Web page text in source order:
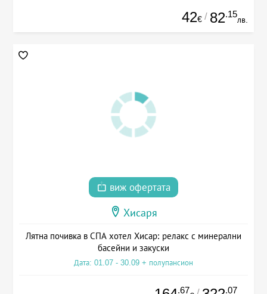
42€ / 82.15
лв.
виж офертата
Хисаря
Лятна почивка в СПА хотел Хисар: релакс с минерални
басейни и закуски
Дата: 01.07 - 30.09 + полупансион
.67 .07